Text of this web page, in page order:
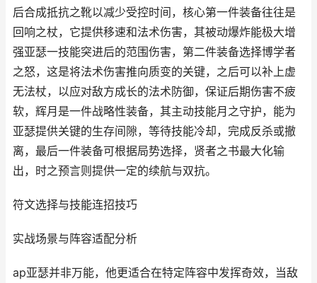
后合成抵抗之靴以减少受控时间，核心第一件装备往往是
回响之杖，它提供移速和法术伤害，其被动爆炸能极大增
强亚瑟一技能突进后的范围伤害，第二件装备选择博学者
之怒，这是将法术伤害推向质变的关键，之后可以补上虚
无法杖，以应对敌方成长的法术防御，保证后期伤害不疲
软，辉月是一件战略性装备，其主动技能月之守护，能为
亚瑟提供关键的生存间隙，等待技能冷却，完成反杀或撤
离，最后一件装备可根据局势选择，贤者之书最大化输
出，时之预言则提供一定的续航与双抗。
符文选择与技能连招技巧
实战场景与阵容适配分析
ap亚瑟并非万能，他更适合在特定阵容中发挥奇效，当敌